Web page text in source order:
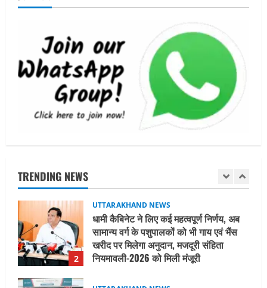
TRENDING NEWS
चयन : रेखा आर्या
1
UTTARAKHAND NEWS
15 अगस्त तक ई-केवाईसी नहीं कराई तो गैस
आपूर्ति पर पड़ सकता है असर
August 8, 2026
2
UTTARAKHAND NEWS
3
UTTARAKHAND NEWS
नाबार्ड ने राष्ट्रीय हथकरघा दिवस के अवसर पर
मुंबई में तीन दिवसीय प्रदर्शनी का आयोजन किया
August 7, 2026